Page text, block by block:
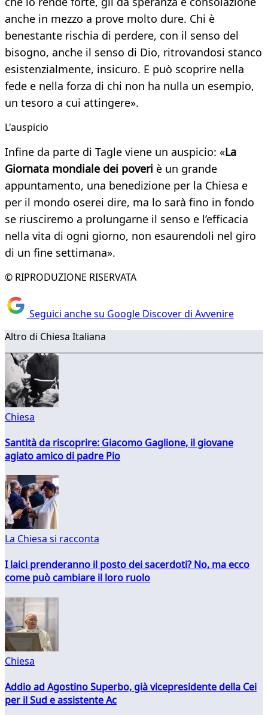
anche in mezzo a prove molto dure. Chi è
benestante rischia di perdere, con il senso del
bisogno, anche il senso di Dio, ritrovandosi stanco
esistenzialmente, insicuro. E può scoprire nella
fede e nella forza di chi non ha nulla un esempio,
un tesoro a cui attingere».
L'auspicio
Infine da parte di Tagle viene un auspicio: «La
Giornata mondiale dei poveri è un grande
appuntamento, una benedizione per la Chiesa e
per il mondo oserei dire, ma lo sarà fino in fondo
se riusciremo a prolungarne il senso e l’efficacia
nella vita di ogni giorno, non esaurendoli nel giro
di un fine settimana».
© RIPRODUZIONE RISERVATA
Seguici anche su Google Discover di Avvenire
Altro di Chiesa Italiana
Chiesa
Santità da riscoprire: Giacomo Gaglione, il giovane
agiato amico di padre Pio
La Chiesa si racconta
I laici prenderanno il posto dei sacerdoti? No, ma ecco
come può cambiare il loro ruolo
Chiesa
Addio ad Agostino Superbo, già vicepresidente della Cei
per il Sud e assistente Ac